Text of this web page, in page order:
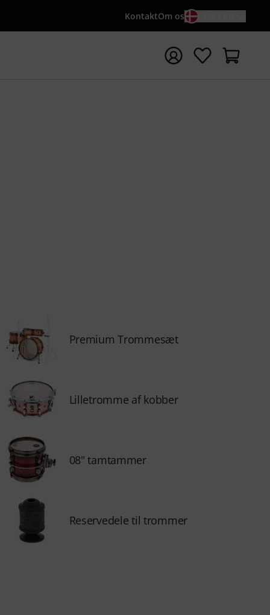
KontaktOm os
med søgeord {searchTerm}
Premium Trommesæt
Lilletromme af kobber
08" tamtammer
Reservedele til trommer